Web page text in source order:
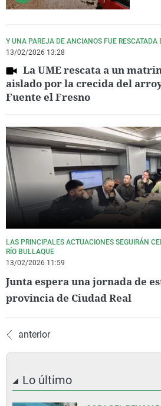
Y UNA PAREJA DE ANCIANOS FUE RESCATADA
13/02/2026 13:28
La UME rescata a un
aislado por la crecida del
Fuente el Fresno
LAS PRINCIPALES ACTUACIONES SEGUIRÁN
RÍO BULLAQUE
13/02/2026 11:59
Junta espera una jornada de
provincia de Ciudad Real
anterior
Lo último